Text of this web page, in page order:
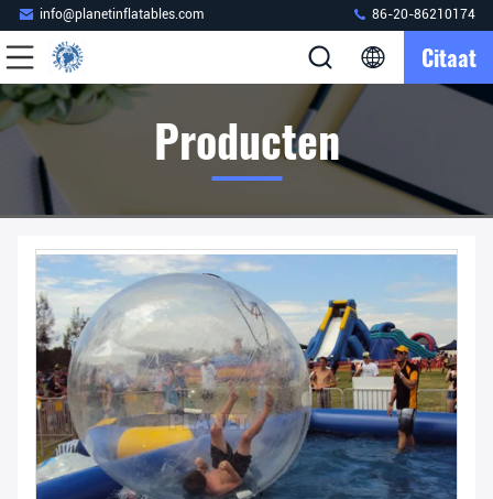
info@planetinflatables.com 86-20-86210174
Citaat
Producten